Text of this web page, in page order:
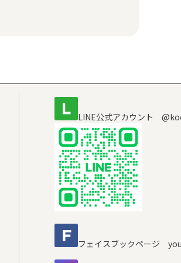
LINE公式アカウント
フェイスブックページ